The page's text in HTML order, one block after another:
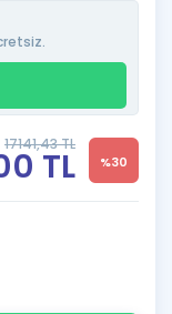
17141,43 TL
TL %30